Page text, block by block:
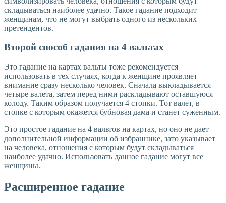
складываться наиболее удачно. Такое гадание подходит
женщинам, что не могут выбрать одного из нескольких
претендентов.
Второй способ гадания на 4 вальтах
Это гадание на картах вальты тоже рекомендуется
использовать в тех случаях, когда к женщине проявляет
внимание сразу несколько человек. Сначала выкладывается
четыре валета, затем перед ними раскладывают оставшуюся
колоду. Таким образом получается 4 стопки. Тот валет, в
стопке с которым окажется бубновая дама и станет суженным.
Это простое гадание на 4 вальтов на картах, но оно не дает
дополнительной информации об избраннике, зато указывает
на человека, отношения с которым будут складываться
наиболее удачно. Использовать данное гадание могут все
женщины.
Расширенное гадание